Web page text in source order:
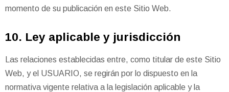
momento de su publicación en este Sitio Web.
10. Ley aplicable y jurisdicción
Las relaciones establecidas entre, como titular de este Sitio
Web, y el USUARIO, se regirán por lo dispuesto en la
normativa vigente relativa a la legislación aplicable y la